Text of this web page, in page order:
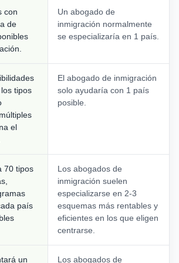
con
de
Un abogado de
inmigración normalmente
se especializaría en 1 país.
tipos
el
El abogado de inmigración
solo ayudaría con 1 país
posible.
70 tipos
país
Los abogados de
inmigración suelen
especializarse en 2-3
esquemas más rentables y
eficientes en los que eligen
centrarse.
un
Los abogados de